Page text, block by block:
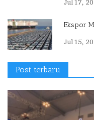
Jul 17,
Ekspor
Jul 15,
Post terbaru